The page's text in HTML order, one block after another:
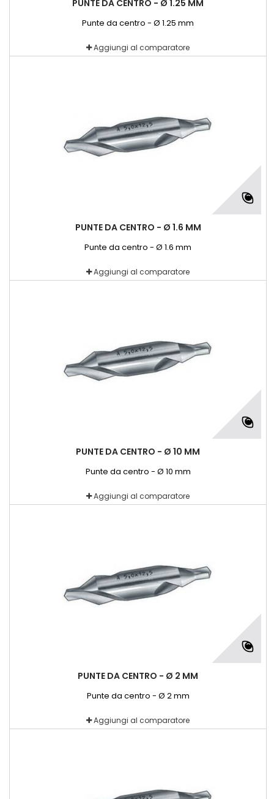
PUNTE DA CENTRO - Ø 1.25 MM
Punte da centro - Ø 1.25 mm
Aggiungi al comparatore
PUNTE DA CENTRO - Ø 1.6 MM
Punte da centro - Ø 1.6 mm
Aggiungi al comparatore
PUNTE DA CENTRO - Ø 10 MM
Punte da centro - Ø 10 mm
Aggiungi al comparatore
PUNTE DA CENTRO - Ø 2 MM
Punte da centro - Ø 2 mm
Aggiungi al comparatore